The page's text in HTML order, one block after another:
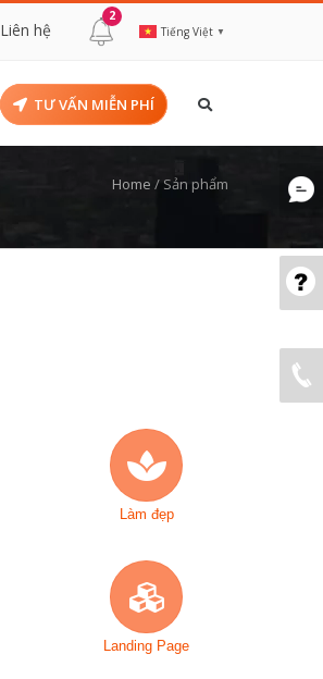
Liên hệ
2
Tiếng Việt ▼
TƯ VẤN MIỄN PHÍ
Home / Sản phẩm
Làm đẹp
Landing Page